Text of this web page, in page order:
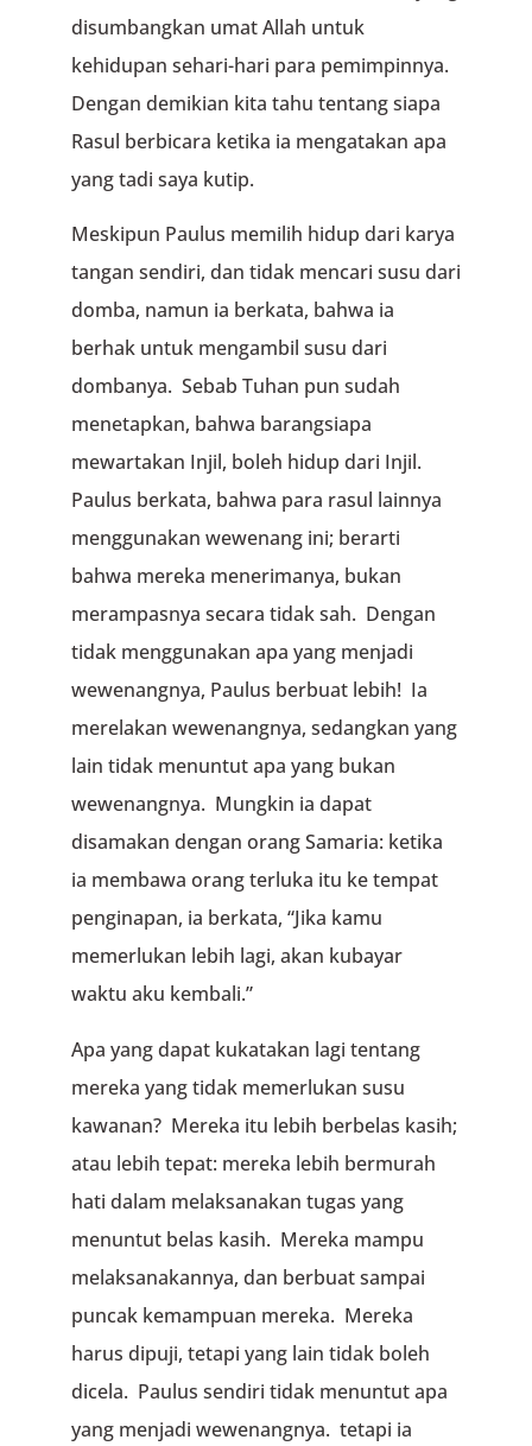
disumbangkan umat Allah untuk
kehidupan sehari-hari para pemimpinnya.
Dengan demikian kita tahu tentang siapa
Rasul berbicara ketika ia mengatakan apa
yang tadi saya kutip.
Meskipun Paulus memilih hidup dari karya
tangan sendiri, dan tidak mencari susu dari
domba, namun ia berkata, bahwa ia
berhak untuk mengambil susu dari
dombanya. Sebab Tuhan pun sudah
menetapkan, bahwa barangsiapa
mewartakan Injil, boleh hidup dari Injil.
Paulus berkata, bahwa para rasul lainnya
menggunakan wewenang ini; berarti
bahwa mereka menerimanya, bukan
merampasnya secara tidak sah. Dengan
tidak menggunakan apa yang menjadi
wewenangnya, Paulus berbuat lebih! Ia
merelakan wewenangnya, sedangkan yang
lain tidak menuntut apa yang bukan
wewenangnya. Mungkin ia dapat
disamakan dengan orang Samaria: ketika
ia membawa orang terluka itu ke tempat
penginapan, ia berkata, “Jika kamu
memerlukan lebih lagi, akan kubayar
waktu aku kembali.”
Apa yang dapat kukatakan lagi tentang
mereka yang tidak memerlukan susu
kawanan? Mereka itu lebih berbelas kasih;
atau lebih tepat: mereka lebih bermurah
hati dalam melaksanakan tugas yang
menuntut belas kasih. Mereka mampu
melaksanakannya, dan berbuat sampai
puncak kemampuan mereka. Mereka
harus dipuji, tetapi yang lain tidak boleh
dicela. Paulus sendiri tidak menuntut apa
yang menjadi wewenangnya. tetapi ia